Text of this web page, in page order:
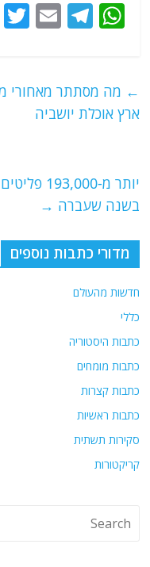
W
s
A
T
g
ra
E
l ← מה מסתתר מאחורי
ארץ אוכלת יושביה
יותר מ-
בשנה שעברה →
מדורי כתבות נוספים
חדשות מהעולם
כללי
כתבות היסטוריה
כתבות מומחים
כתבות קצרות
כתבות ראשיות
סקירות תשתית
קריקטורות